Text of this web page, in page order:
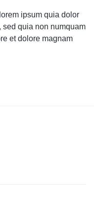
ipsum quia dolor
sed quia non numquam
et dolore magnam